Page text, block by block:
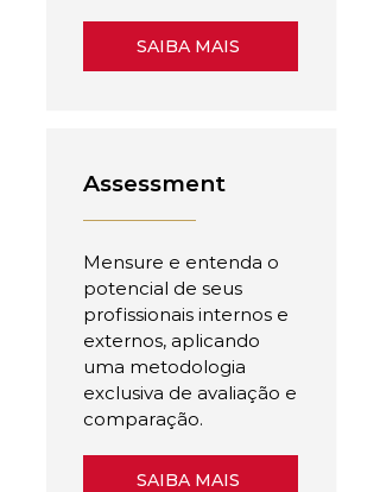
SAIBA MAIS
Assessment
Mensure e entenda o
potencial de seus
profissionais internos e
externos, aplicando
uma metodologia
exclusiva de avaliação e
comparação.
SAIBA MAIS